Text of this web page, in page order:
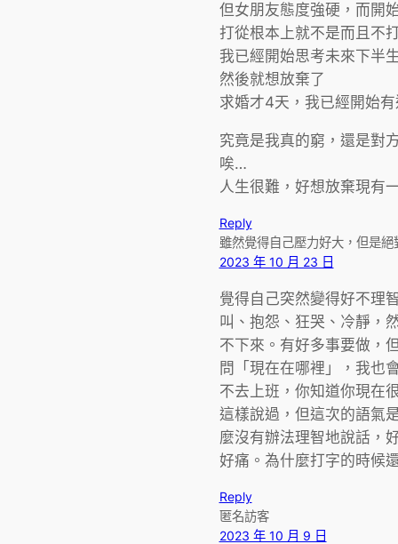
但女朋友態度強硬，而開
打從根本上就不是而且不
我已經開始思考未來下半
然後就想放棄了
求婚才4天，我已經開始
究竟是我真的窮，還是對
唉…
人生很難，好想放棄現有
Reply
雖然覺得自己壓力好大，但是絕
2023 年 10 月 23 日
覺得自己突然變得好不理
叫、抱怨、狂哭、冷靜，
不下來。有好多事要做，
問「現在在哪裡」，我也
不去上班，你知道你現在
這樣說過，但這次的語氣
麼沒有辦法理智地說話，
好痛。為什麼打字的時候
Reply
匿名訪客
2023 年 10 月 9 日